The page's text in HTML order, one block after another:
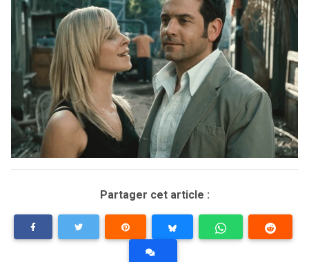
Partager cet article :